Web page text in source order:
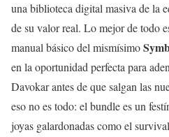
una biblioteca digital masiva de la
de su valor real. Lo mejor de todo
manual básico del mismísimo
en la oportunidad perfecta para
Davokar antes de que salgan las
eso no es todo: el bundle es un
joyas galardonadas como el